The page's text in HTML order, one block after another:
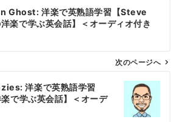
Ghost: 洋楽で英熟語学習【Steve
楽で学ぶ英会話】＜オーディオ付き
次のページへ
洋楽で英熟語学習
で学ぶ英会話】＜オーデ